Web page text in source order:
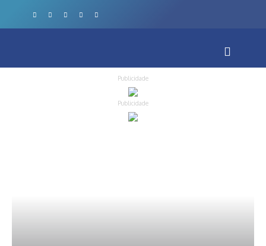
Publicidade
Publicidade